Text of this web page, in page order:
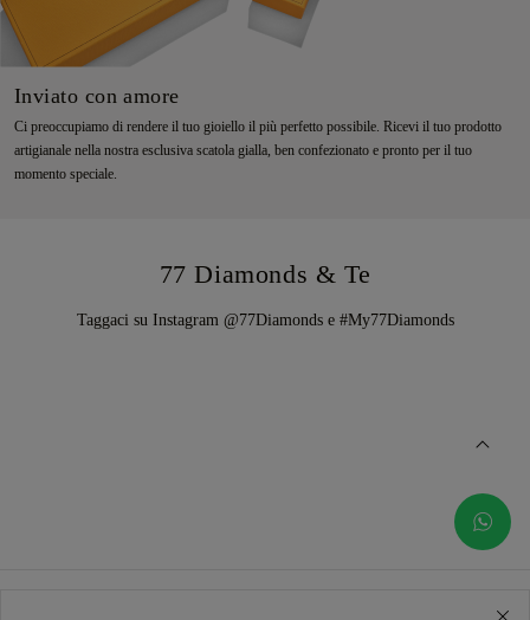
Inviato con amore
Ci preoccupiamo di rendere il tuo gioiello il più perfetto possibile. Ricevi il tuo prodotto
artigianale nella nostra esclusiva scatola gialla, ben confezionato e pronto per il tuo
momento speciale.
77 Diamonds & Te
Taggaci su Instagram @77Diamonds e #My77Diamonds